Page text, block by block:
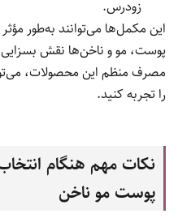
زودرس.
این مکمل‌ها می‌توانند به‌طور
پوست، مو و ناخن‌ها نقش بسزایی
مصرف منظم این محصولات،
را تجربه کنید.
نکات مهم هنگام
پوست مو ناخن